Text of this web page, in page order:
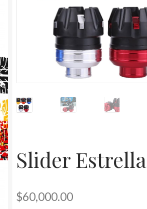
Slider Estrella
$60,000.00